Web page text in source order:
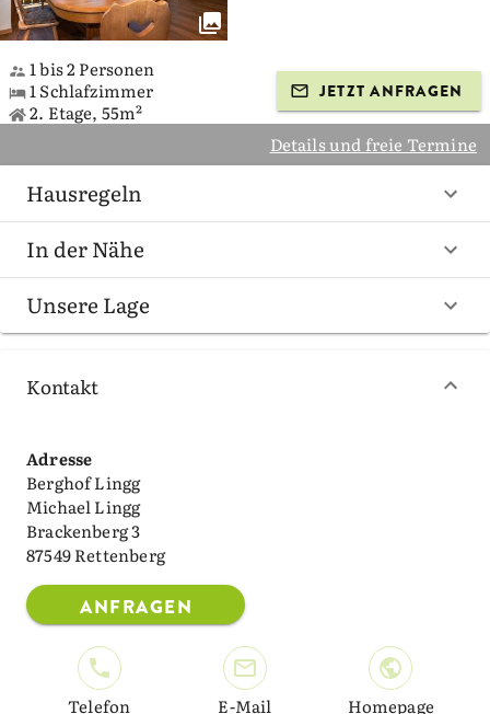
1 bis 2 Personen
1 Schlafzimmer
2. Etage, 55m²
JETZT ANFRAGEN
Details und freie Termine
Hausregeln
In der Nähe
Unsere Lage
Kontakt
Adresse
Berghof Lingg
Michael Lingg
Brackenberg 3
87549 Rettenberg
ANFRAGEN
Telefon E-Mail Homepage